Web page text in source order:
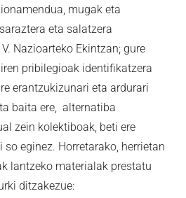
mugak eta
eta salatzera
Nazioarteko Ekintzan; gure
pribilegioak identifikatzera
erantzukizunari eta ardurari
baita ere, alternatiba
zein kolektiboak, beti ere
eginez. Horretarako, herrietan
lantzeko materialak prestatu
ditzakezue: